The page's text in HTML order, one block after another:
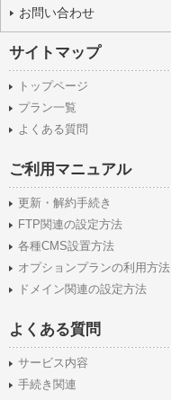
お問い合わせ
サイトマップ
トップページ
プラン一覧
よくある質問
ご利用マニュアル
更新・解約手続き
FTP関連の設定方法
各種CMS設置方法
オプションプランの利用方法
ドメイン関連の設定方法
よくある質問
サービス内容
手続き関連